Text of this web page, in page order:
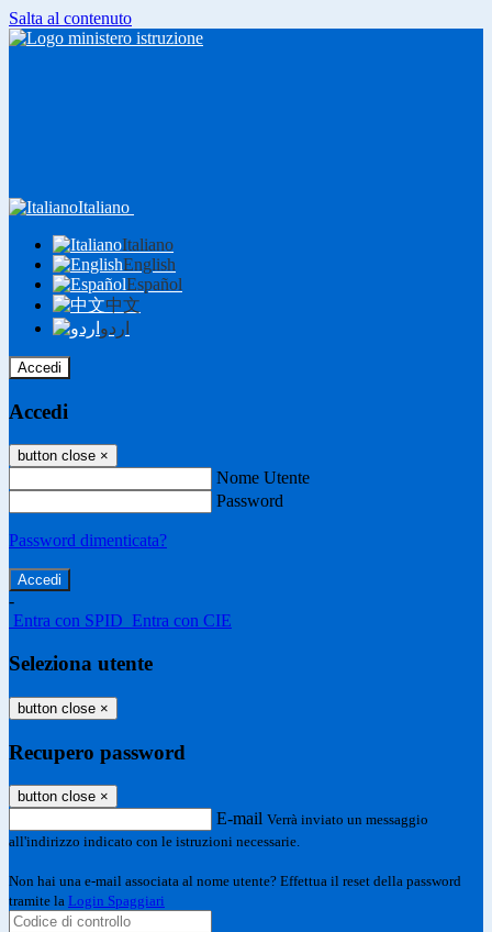
Salta al contenuto
Italiano
Italiano
English
Español
中文
اردو
Accedi
Accedi
button close ×
Nome Utente
Password
Password dimenticata?
-
Entra con SPID Entra con CIE
Seleziona utente
button close ×
Recupero password
button close ×
E-mail Verrà inviato un messaggio
all'indirizzo indicato con le istruzioni necessarie.
Non hai una e-mail associata al nome utente? Effettua il reset della password
tramite la Login Spaggiari